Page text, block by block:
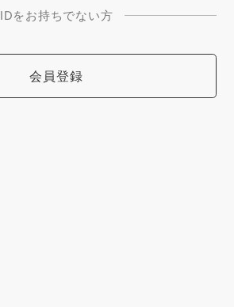
IDをお持ちでない方
会員登録